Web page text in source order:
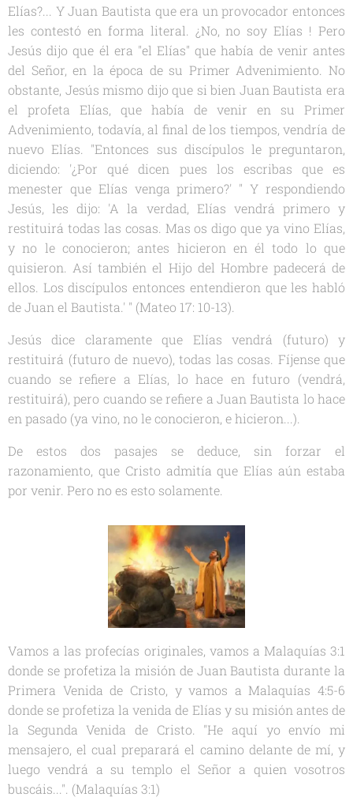
Elías?... Y Juan Bautista que era un provocador entonces
les contestó en forma literal. ¿No, no soy Elías ! Pero
Jesús dijo que él era "el Elías" que había de venir antes
del Señor, en la época de su Primer Advenimiento. No
obstante, Jesús mismo dijo que si bien Juan Bautista era
el profeta Elías, que había de venir en su Primer
Advenimiento, todavía, al final de los tiempos, vendría de
nuevo Elías. "Entonces sus discípulos le preguntaron,
diciendo: '¿Por qué dicen pues los escribas que es
menester que Elías venga primero?' " Y respondiendo
Jesús, les dijo: 'A la verdad, Elías vendrá primero y
restituirá todas las cosas. Mas os digo que ya vino Elías,
y no le conocieron; antes hicieron en él todo lo que
quisieron. Así también el Hijo del Hombre padecerá de
ellos. Los discípulos entonces entendieron que les habló
de Juan el Bautista.' " (Mateo 17: 10-13).
Jesús dice claramente que Elías vendrá (futuro) y
restituirá (futuro de nuevo), todas las cosas. Fíjense que
cuando se refiere a Elías, lo hace en futuro (vendrá,
restituirá), pero cuando se refiere a Juan Bautista lo hace
en pasado (ya vino, no le conocieron, e hicieron...).
De estos dos pasajes se deduce, sin forzar el
razonamiento, que Cristo admitía que Elías aún estaba
por venir. Pero no es esto solamente.
Vamos a las profecías originales, vamos a Malaquías 3:1
donde se profetiza la misión de Juan Bautista durante la
Primera Venida de Cristo, y vamos a Malaquías 4:5-6
donde se profetiza la venida de Elías y su misión antes de
la Segunda Venida de Cristo. "He aquí yo envío mi
mensajero, el cual preparará el camino delante de mí, y
luego vendrá a su templo el Señor a quien vosotros
buscáis...". (Malaquías 3:1)